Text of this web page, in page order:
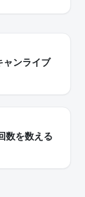
ャンライブ
数を数える